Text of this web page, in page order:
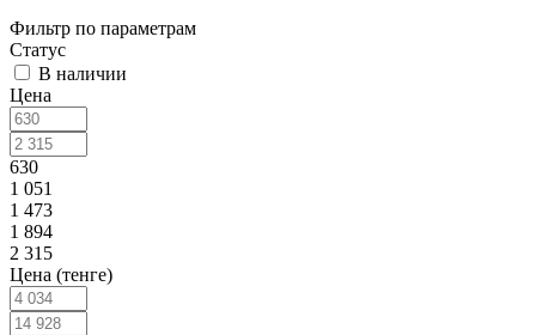
Фильтр по параметрам
Статус
В наличии
Цена
630
1 051
1 473
1 894
2 315
Цена (тенге)